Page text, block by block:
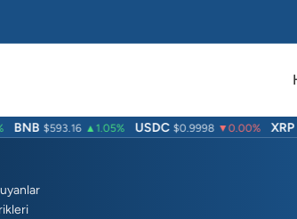
BNB $593.16 ▲1.05% USDC $0.9998 ▼0.00% XRP